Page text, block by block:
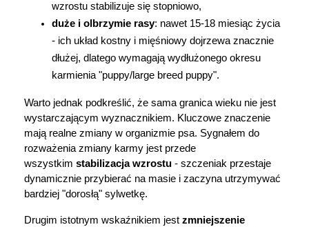
wzrostu stabilizuje się stopniowo,
duże i olbrzymie rasy: nawet 15-18 miesiąc życia
- ich układ kostny i mięśniowy dojrzewa znacznie
dłużej, dlatego wymagają wydłużonego okresu
karmienia "puppy/large breed puppy".
Warto jednak podkreślić, że sama granica wieku nie jest
wystarczającym wyznacznikiem. Kluczowe znaczenie
mają realne zmiany w organizmie psa. Sygnałem do
rozważenia zmiany karmy jest przede
wszystkim stabilizacja wzrostu - szczeniak przestaje
dynamicznie przybierać na masie i zaczyna utrzymywać
bardziej "dorosłą" sylwetkę.
Drugim istotnym wskaźnikiem jest zmniejszenie